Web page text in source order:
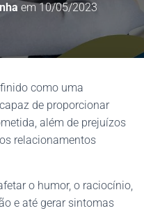
em10/05/2023
como uma
de proporcionar
além de prejuízos
relacionamentos
o humor, o raciocínio,
e até gerar sintomas